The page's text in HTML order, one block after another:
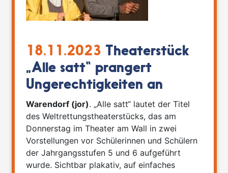
18.11.2023 Theaterstück
„Alle satt“ prangert
Ungerechtigkeiten an
Warendorf (jor). „Alle satt“ lautet der Titel
des Weltrettungstheaterstücks, das am
Donnerstag im Theater am Wall in zwei
Vorstellungen vor Schülerinnen und Schülern
der Jahrgangsstufen 5 und 6 aufgeführt
wurde. Sichtbar plakativ, auf einfaches